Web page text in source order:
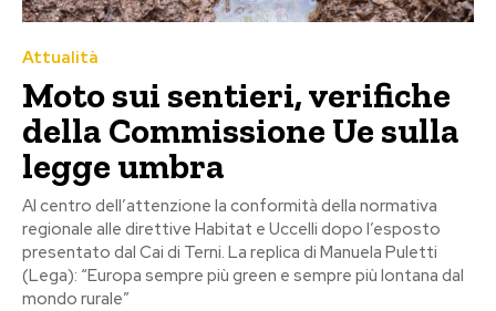
Attualità
Moto sui sentieri, verifiche
della Commissione Ue sulla
legge umbra
Al centro dell’attenzione la conformità della normativa
regionale alle direttive Habitat e Uccelli dopo l’esposto
presentato dal Cai di Terni. La replica di Manuela Puletti
(Lega): “Europa sempre più green e sempre più lontana dal
mondo rurale”